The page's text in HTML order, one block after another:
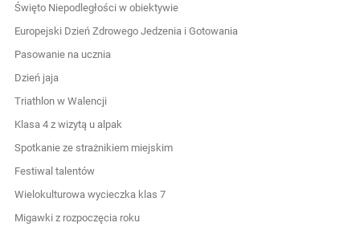
Święto Niepodległości w obiektywie
Europejski Dzień Zdrowego Jedzenia i Gotowania
Pasowanie na ucznia
Dzień jaja
Triathlon w Walencji
Klasa 4 z wizytą u alpak
Spotkanie ze strażnikiem miejskim
Festiwal talentów
Wielokulturowa wycieczka klas 7
Migawki z rozpoczęcia roku